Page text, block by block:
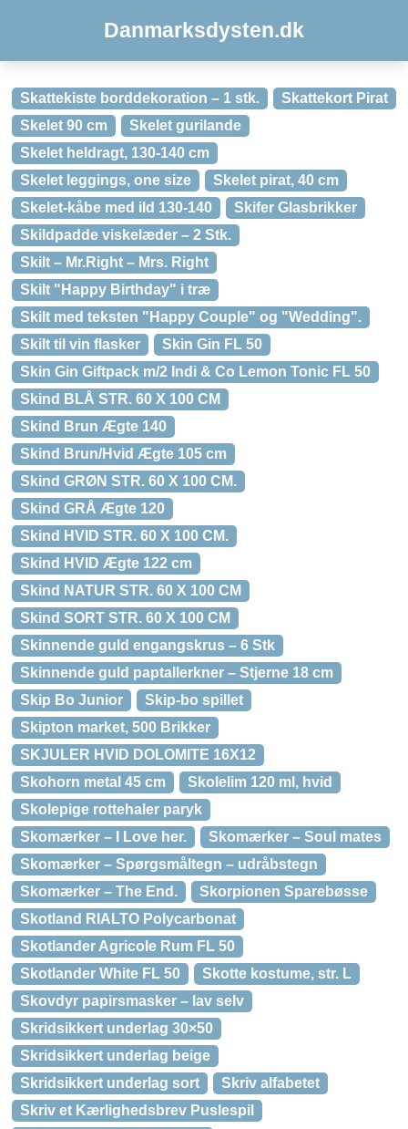
Danmarksdysten.dk
Skattekiste borddekoration – 1 stk.
Skattekort Pirat
Skelet 90 cm
Skelet gurilande
Skelet heldragt, 130-140 cm
Skelet leggings, one size
Skelet pirat, 40 cm
Skelet-kåbe med ild 130-140
Skifer Glasbrikker
Skildpadde viskelæder – 2 Stk.
Skilt – Mr.Right – Mrs. Right
Skilt "Happy Birthday" i træ
Skilt med teksten "Happy Couple" og "Wedding".
Skilt til vin flasker
Skin Gin FL 50
Skin Gin Giftpack m/2 Indi & Co Lemon Tonic FL 50
Skind BLÅ STR. 60 X 100 CM
Skind Brun Ægte 140
Skind Brun/Hvid Ægte 105 cm
Skind GRØN STR. 60 X 100 CM.
Skind GRÅ Ægte 120
Skind HVID STR. 60 X 100 CM.
Skind HVID Ægte 122 cm
Skind NATUR STR. 60 X 100 CM
Skind SORT STR. 60 X 100 CM
Skinnende guld engangskrus – 6 Stk
Skinnende guld paptallerkner – Stjerne 18 cm
Skip Bo Junior
Skip-bo spillet
Skipton market, 500 Brikker
SKJULER HVID DOLOMITE 16X12
Skohorn metal 45 cm
Skolelim 120 ml, hvid
Skolepige rottehaler paryk
Skomærker – I Love her.
Skomærker – Soul mates
Skomærker – Spørgsmåltegn – udråbstegn
Skomærker – The End.
Skorpionen Sparebøsse
Skotland RIALTO Polycarbonat
Skotlander Agricole Rum FL 50
Skotlander White FL 50
Skotte kostume, str. L
Skovdyr papirsmasker – lav selv
Skridsikkert underlag 30×50
Skridsikkert underlag beige
Skridsikkert underlag sort
Skriv alfabetet
Skriv et Kærlighedsbrev Puslespil